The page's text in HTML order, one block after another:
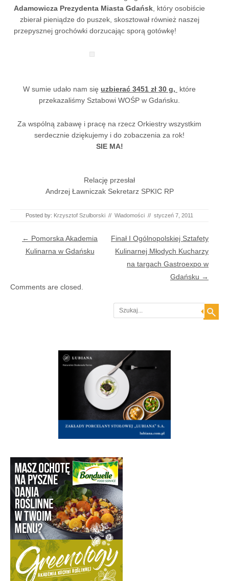
Adamowicza Prezydenta Miasta Gdańsk , który osobiście
zbierał pieniądze do puszek, skosztował również naszej
przepysznej grochówki dorzucając sporą gotówkę!
W sumie udało nam się uzbierać 3451 zł 30 g,
które
przekazaliśmy Sztabowi WOŚP w Gdańsku.
Za wspólną zabawę i pracę na rzecz Orkiestry wszystkim
serdecznie dziękujemy i do zobaczenia za rok!
SIE MA!
Relację przesłał
Andrzej Ławniczak Sekretarz SPKIC RP
Posted by: Krzysztof Szulborski // Wiadomości // styczeń 7, 2011
Post navigation
← Pomorska Akademia
Kulinarna w Gdańsku
Finał I Ogólnopolskiej Sztafety
Kulinarnej Młodych Kucharzy
na targach Gastroexpo w
Gdańsku →
Comments are closed.
Search